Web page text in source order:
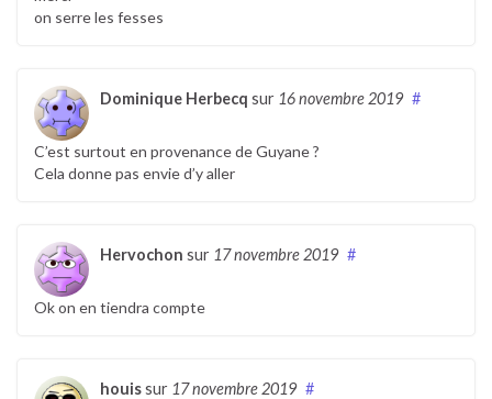
on serre les fesses
Dominique Herbecq sur 16 novembre 2019 #
C’est surtout en provenance de Guyane ?
Cela donne pas envie d’y aller
Hervochon sur 17 novembre 2019 #
Ok on en tiendra compte
houissur 17 novembre 2019 #